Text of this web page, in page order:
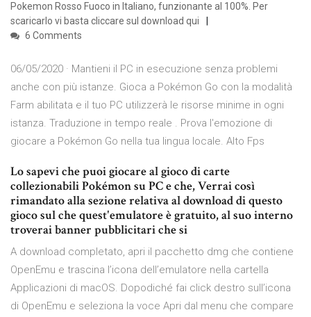
Pokemon Rosso Fuoco in Italiano, funzionante al 100%. Per
scaricarlo vi basta cliccare sul download qui
6 Comments
06/05/2020 · Mantieni il PC in esecuzione senza problemi
anche con più istanze. Gioca a Pokémon Go con la modalità
Farm abilitata e il tuo PC utilizzerà le risorse minime in ogni
istanza. Traduzione in tempo reale . Prova l'emozione di
giocare a Pokémon Go nella tua lingua locale. Alto Fps
Lo sapevi che puoi giocare al gioco di carte
collezionabili Pokémon su PC e che, Verrai così
rimandato alla sezione relativa al download di questo
gioco sul che quest'emulatore è gratuito, al suo interno
troverai banner pubblicitari che si
A download completato, apri il pacchetto dmg che contiene
OpenEmu e trascina l’icona dell’emulatore nella cartella
Applicazioni di macOS. Dopodiché fai click destro sull’icona
di OpenEmu e seleziona la voce Apri dal menu che compare